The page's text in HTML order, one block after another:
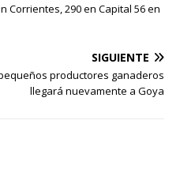
Corrientes, 290 en Capital 56 en
SIGUIENTE
productores ganaderos
llegará nuevamente a Goya